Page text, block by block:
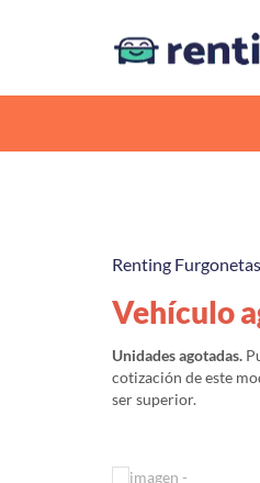
Renting Furgonetas
Vehículo
Unidades agotadas.
cotización de este
ser superior.